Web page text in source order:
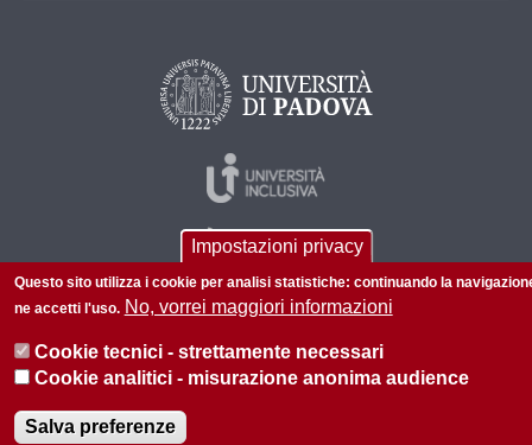
© 2026 Università di Padova - Tutti i diritti riservati
P.I. 00742430283 C.F. 80006480281
Impostazioni privacy
Questo sito utilizza i cookie per analisi statistiche: continuando la
ne accetti l'uso. No, vorrei maggiori informazioni
Cookie tecnici - strettamente necessari
Cookie analitici - misurazione anonima audience
Salva preferenze